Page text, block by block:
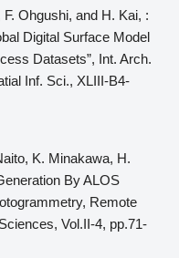
Ohgushi, and H. Kai, :
Digital Surface Model
Datasets”, Int. Arch.
Inf. Sci., XLIII-B4-
K. Minakawa, H.
By ALOS
Remote
Vol.II-4, pp.71-